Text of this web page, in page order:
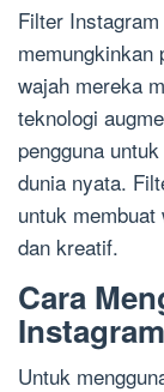
Filter
memungkinkan
wajah mereka
teknologi
pengguna
dunia nyata.
untuk
dan kreatif.
Cara
Untuk